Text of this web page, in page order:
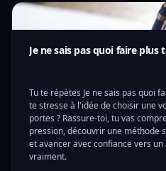
Je ne sais pas quoi faire
Tu te répètes Je ne sais pas quoi
te stresse à l'idée de choisir une
portes ? Rassure-toi, tu vas
pression, découvrir une méthode
et avancer avec confiance vers
vraiment.